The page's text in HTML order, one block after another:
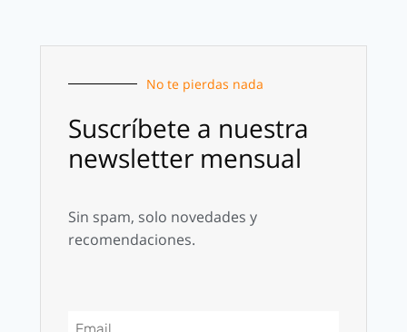
No te pierdas nada
Suscríbete a nuestra
newsletter mensual
Sin spam, solo novedades y
recomendaciones.